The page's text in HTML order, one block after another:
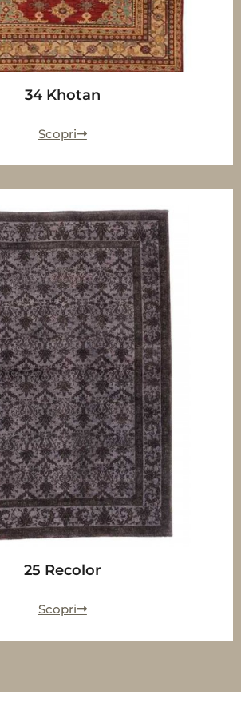
34 Khotan
Scopri
25 Recolor
Scopri